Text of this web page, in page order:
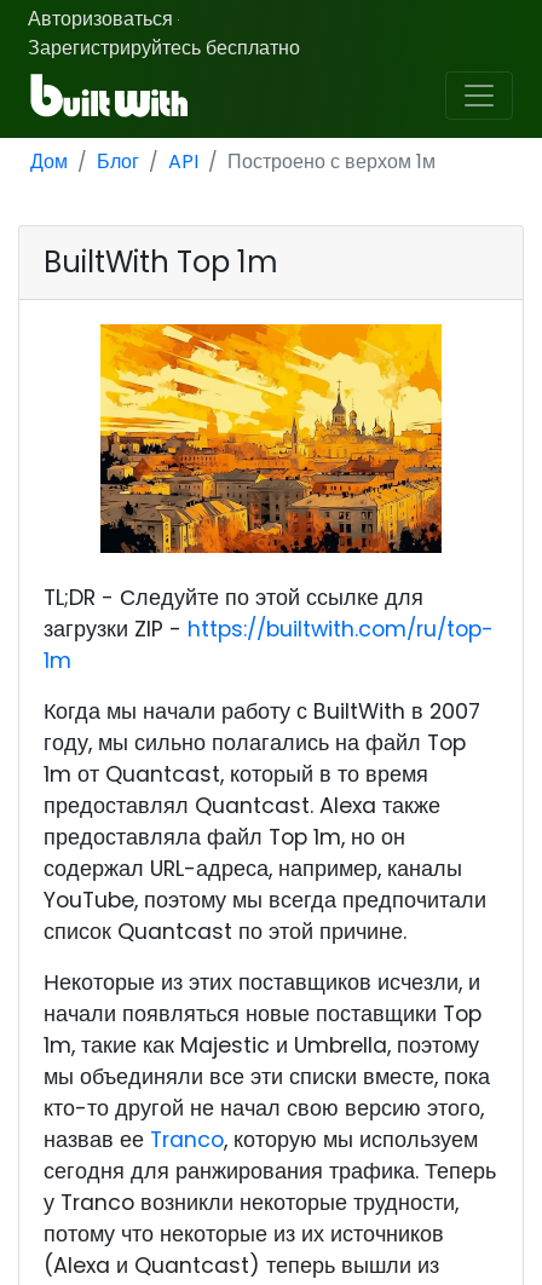
Авторизоваться ·
Зарегистрируйтесь бесплатно
Дом Блог API Построено с верхом 1м
BuiltWith Top 1m
TL;DR - Следуйте по этой ссылке для
загрузки ZIP - https://builtwith.com/ru/top-
1m
Когда мы начали работу с BuiltWith в 2007
году, мы сильно полагались на файл Top
1m от Quantcast, который в то время
предоставлял Quantcast. Alexa также
предоставляла файл Top 1m, но он
содержал URL-адреса, например, каналы
YouTube, поэтому мы всегда предпочитали
список Quantcast по этой причине.
Некоторые из этих поставщиков исчезли, и
начали появляться новые поставщики Top
1m, такие как Majestic и Umbrella, поэтому
мы объединяли все эти списки вместе, пока
кто-то другой не начал свою версию этого,
назвав ее Tranco, которую мы используем
сегодня для ранжирования трафика. Теперь
у Tranco возникли некоторые трудности,
потому что некоторые из их источников
(Alexa и Quantcast) теперь вышли из